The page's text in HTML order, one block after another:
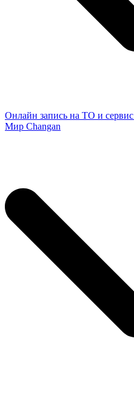
Онлайн запись на ТО и сервис
Мир Changan